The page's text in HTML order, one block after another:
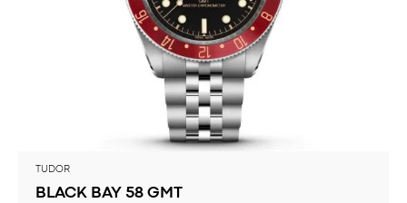
TUDOR
BLACK BAY 58 GMT